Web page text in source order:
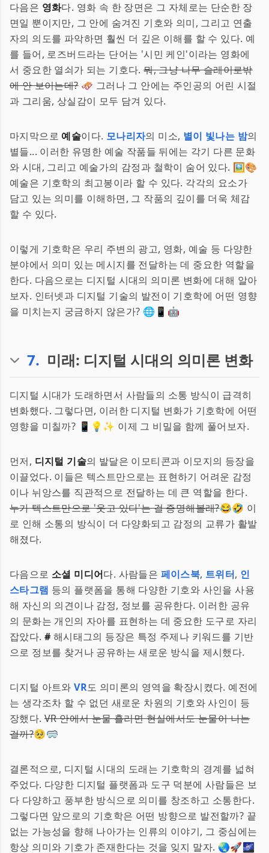
다음은 영화다. 영화 속 한 장면은 그 자체로는 단순한 장
면일 뿐이지만, 그 안에 숨겨진 기호와 의미, 그리고 연출
자의 의도를 파악하면 훨씬 더 깊은 이해를 할 수 있다. 예
를 들어, 로즈버드라는 단어는 '시민 케인'이라는 영화에
서 중요한 열쇠가 되는 기호다.뭐, 그냥 나무 슬레이로밖
에 안 보이는데?🛷 그러나 그 안에는 주인공의 어린 시절
과 그리움, 상실감이 모두 담겨 있다.
마지막으로 예술이다. 모나리자의 미소, 별이 빛나는 밤의
별들... 이러한 유명한 예술 작품들 뒤에는 각기 다른 문화
와 시대, 그리고 예술가의 감정과 철학이 숨어 있다. 🖼️🎨
예술은 기호학의 최고봉이라 할 수 있다. 각각의 요소가
담고 있는 의미를 이해하면, 그 작품의 깊이를 더욱 체감
할 수 있다.
이렇게 기호학은 우리 주변의 광고, 영화, 예술 등 다양한
분야에서 의미 있는 메시지를 전달하는 데 중요한 역할을
한다. 다음으로는 디지털 시대의 의미론 변화에 대해 알아
보자. 인터넷과 디지털 기술의 발전이 기호학에 어떤 영향
을 미치는지 궁금하지 않은가? 🌐📱🤖
7. 미래: 디지털 시대의 의미론 변화
디지털 시대가 도래하면서 사람들의 소통 방식이 급격히
변화했다. 그렇다면, 이러한 디지털 변화가 기호학에 어떤
영향을 미칠까? 📱💡✨ 이제 그 비밀을 함께 풀어보자.
먼저, 디지털 기술의 발달은 이모티콘과 이모지의 등장을
이끌었다. 이들은 텍스트만으로는 표현하기 어려운 감정
이나 뉘앙스를 직관적으로 전달하는 데 큰 역할을 한다.
누가 텍스트만으로 '웃고 있다'는 걸 증명해볼래?😂🤣 이
로 인해 소통의 방식이 더 다양화되고 감정의 교류가 활발
해졌다.
다음으로 소셜 미디어다. 사람들은 페이스북, 트위터, 인
스타그램 등의 플랫폼을 통해 다양한 기호와 사인을 사용
해 자신의 의견이나 감정, 정보를 공유한다. 이러한 공유
의 문화는 개인의 자아를 표현하는 데 중요한 도구로 자리
잡았다. # 해시태그의 등장은 특정 주제나 키워드를 기반
으로 정보를 찾거나 공유하는 새로운 방식을 제시했다.
디지털 아트와VR도 의미론의 영역을 확장시켰다. 예전에
는 생각조차 할 수 없던 새로운 차원의 기호와 사인이 등
장했다. VR 안에서 눈물 흘리면 현실에서도 눈물이 나는
걸까?🥺🥽
결론적으로, 디지털 시대의 도래는 기호학의 경계를 넓혀
주었다. 다양한 디지털 플랫폼과 도구 덕분에 사람들은 보
다 다양하고 풍부한 방식으로 의미를 창조하고 소통한다.
그렇다면 앞으로의 기호학은 어떤 방향으로 발전할까? 끝
없는 가능성을 향해 나아가는 인류의 이야기, 그 중심에는
항상 의미와 기호가 존재한다는 것을 잊지 말자. 🌏🚀🌌